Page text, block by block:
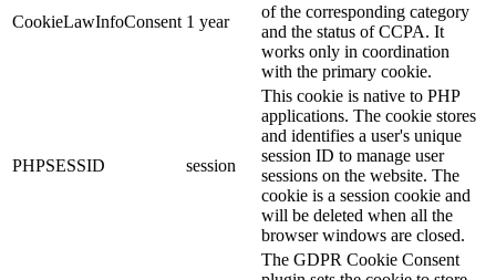
CookieLawInfoConsent 1 year
of the corresponding category
and the status of CCPA. It
works only in coordination
with the primary cookie.
PHPSESSID session
This cookie is native to PHP
applications. The cookie stores
and identifies a user's unique
session ID to manage user
sessions on the website. The
cookie is a session cookie and
will be deleted when all the
browser windows are closed.
The GDPR Cookie Consent